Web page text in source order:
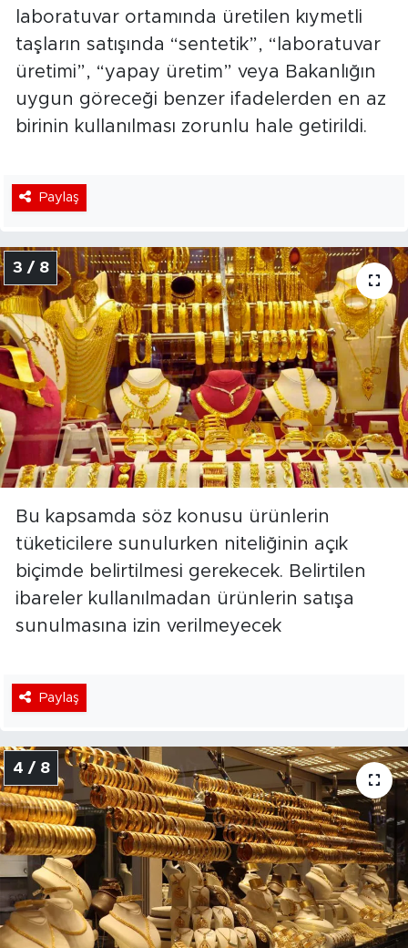
laboratuvar ortamında üretilen kıymetli
taşların satışında “sentetik”, “laboratuvar
üretimi”, “yapay üretim” veya Bakanlığın
uygun göreceği benzer ifadelerden en az
birinin kullanılması zorunlu hale getirildi.
Paylaş
3 / 8
Bu kapsamda söz konusu ürünlerin
tüketicilere sunulurken niteliğinin açık
biçimde belirtilmesi gerekecek. Belirtilen
ibareler kullanılmadan ürünlerin satışa
sunulmasına izin verilmeyecek
Paylaş
4 / 8